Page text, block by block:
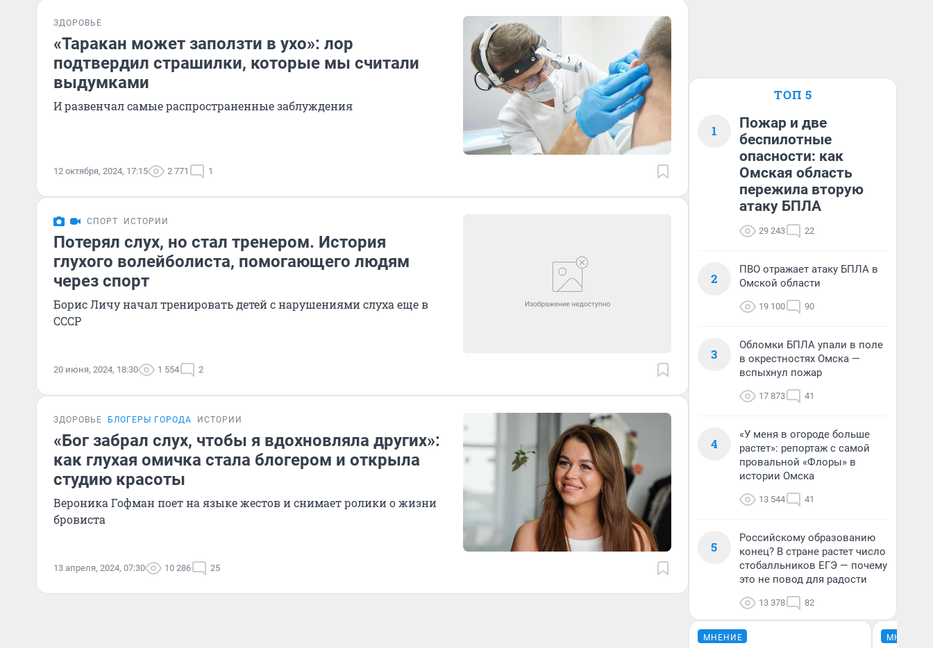
ЗДОРОВЬЕ
«Таракан может заползти в ухо»: лор
подтвердил страшилки, которые мы считали
выдумками
И развенчал самые распространенные заблуждения
12 октября, 2024, 17:15 2 771 1
СПОРТ ИСТОРИИ
Потерял слух, но стал тренером. История
глухого волейболиста, помогающего людям
через спорт
Борис Личу начал тренировать детей с нарушениями слуха еще в
СССР
20 июня, 2024, 18:30 1 554 2
ЗДОРОВЬЕ БЛОГЕРЫ ГОРОДА ИСТОРИИ
«Бог забрал слух, чтобы я вдохновляла других»:
как глухая омичка стала блогером и открыла
студию красоты
Вероника Гофман поет на языке жестов и снимает ролики о жизни
бровиста
13 апреля, 2024, 07:30 10 286 25
ТОП 5
1
Пожар и две
беспилотные
опасности: как
Омская область
пережила вторую
атаку БПЛА
29 243 22
2
ПВО отражает атаку БПЛА в
Омской области
19 100 90
3
Обломки БПЛА упали в поле
в окрестностях Омска —
вспыхнул пожар
17 873 41
4
«У меня в огороде больше
растет»: репортаж с самой
провальной «Флоры» в
истории Омска
13 544 41
5
Российскому образованию
конец? В стране растет число
стобалльников ЕГЭ — почему
это не повод для радости
13 378 82
МНЕНИЕ МНЕНИЕ